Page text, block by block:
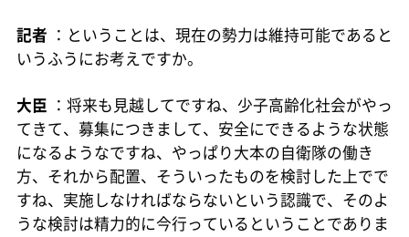
記者 ：ということは、現在の勢力は維持可能であると
いうふうにお考えですか。
大臣 ：将来も見越してですね、少子高齢化社会がやっ
てきて、募集につきまして、安全にできるような状態
になるようなですね、やっぱり大本の自衛隊の働き
方、それから配置、そういったものを検討した上でで
すね、実施しなければならないという認識で、そのよ
うな検討は精力的に今行っているということでありま